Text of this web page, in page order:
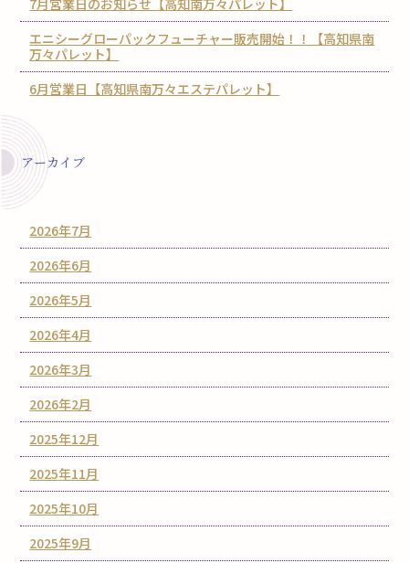
7月営業日のお知らせ【高知南万々パレット】
エニシーグローパックフューチャー販売開始！！【高知県南
万々パレット】
6月営業日【高知県南万々エステパレット】
アーカイブ
2026年7月
2026年6月
2026年5月
2026年4月
2026年3月
2026年2月
2025年12月
2025年11月
2025年10月
2025年9月